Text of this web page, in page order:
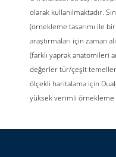
olarak kullanılmaktadır.
(örnekleme tasarımı ile
araştırmaları için zaman
(farklı yaprak anatomileri
değerler tür/çeşit
ölçekli haritalama için
yüksek verimli